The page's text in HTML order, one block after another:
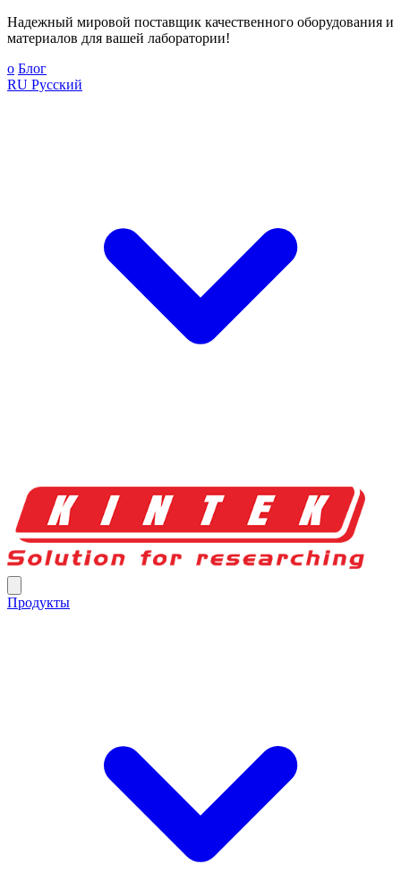
Надежный мировой поставщик качественного оборудования и
материалов для вашей лаборатории!
о Блог
RU Русский
Продукты